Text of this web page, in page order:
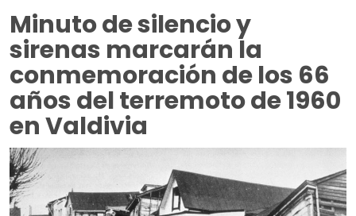
Minuto de silencio y
sirenas marcarán la
conmemoración de los 66
años del terremoto de 1960
en Valdivia